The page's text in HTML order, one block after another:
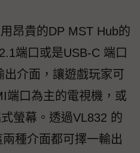
昂貴的DP MST Hub的
端口或是USB-C 端口
介面，讓遊戲玩家可
端口為主的電視機，或
螢幕。透過VL832 的
種介面都可擇一輸出